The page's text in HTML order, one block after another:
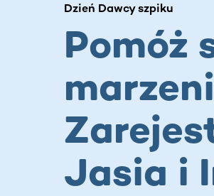
Dzień Dawcy szpiku
Pomóż
Jasia i